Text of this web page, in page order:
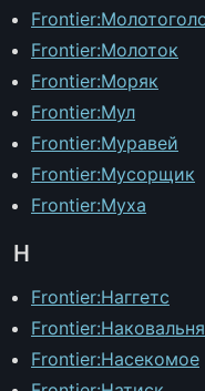
Frontier:Молоток
Frontier:Моряк
Frontier:Мул
Frontier:Муравей
Frontier:Мусорщик
Frontier:Муха
Н
Frontier:Наггетс
Frontier:Наковальня
Frontier:Насекомое